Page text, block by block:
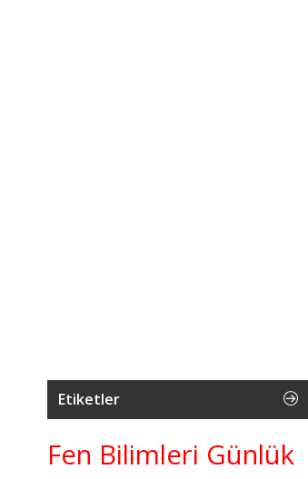
Etiketler
Fen Bilimleri Günlük